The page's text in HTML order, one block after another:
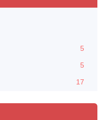
5
5
17